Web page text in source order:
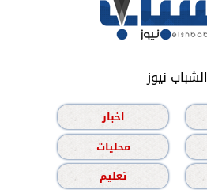
الشباب نيوز
اخبار
محليات
تعليم